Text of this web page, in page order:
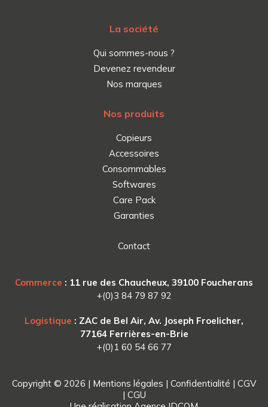
La société
Qui sommes-nous ?
Devenez revendeur
Nos marques
Nos produits
Copieurs
Accessoires
Consommables
Softwares
Care Pack
Garanties
Contact
Commerce : 11 rue des Chaucheux, 39100 Foucherans
+(0)3 84 79 87 92
Logistique : ZAC de Bel Air, Av. Joseph Froelicher,
77164 Ferrières-en-Brie
+(0)1 60 54 66 77
Copyright © 2026 | Mentions légales | Confidentialité | CGV
| CGU